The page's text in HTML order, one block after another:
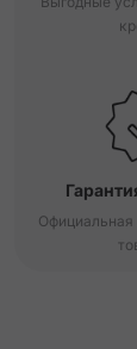
Официальная